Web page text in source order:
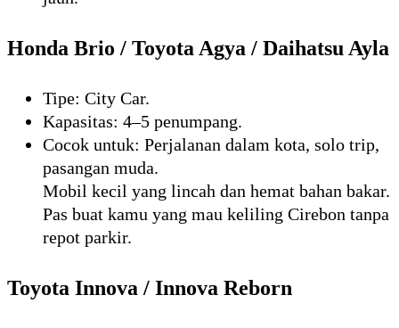
Honda Brio / Toyota Agya / Daihatsu Ayla
Tipe: City Car.
Kapasitas: 4–5 penumpang.
Cocok untuk: Perjalanan dalam kota, solo trip,
pasangan muda.
Mobil kecil yang lincah dan hemat bahan bakar.
Pas buat kamu yang mau keliling Cirebon tanpa
repot parkir.
Toyota Innova / Innova Reborn